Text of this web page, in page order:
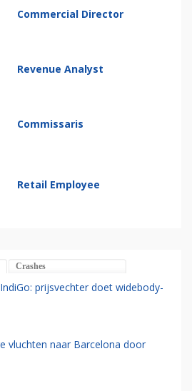
Commercial Director
Revenue Analyst
Commissaris
Retail Employee
Crashes
prijsvechter doet widebody-
vluchten naar Barcelona door